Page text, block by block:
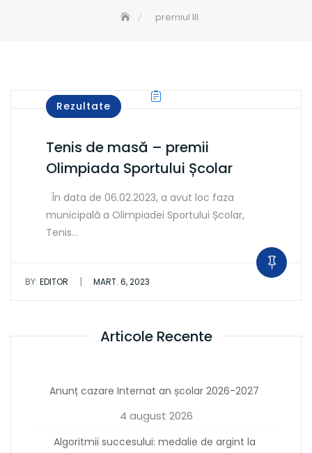
premiul III
Rezultate
Tenis de masă – premii
Olimpiada Sportului Școlar
În data de 06.02.2023, a avut loc faza
municipală a Olimpiadei Sportului Școlar,
Tenis…
BY: EDITOR | MART. 6, 2023
Articole Recente
Anunț cazare Internat an școlar 2026-2027
4 august 2026
Algoritmii succesului: medalie de argint la